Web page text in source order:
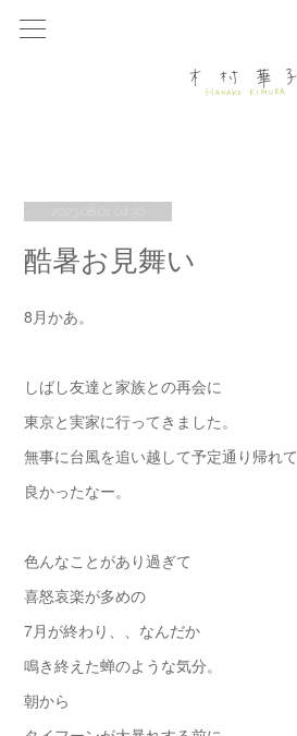
2023.08.01 04:30
酷暑お見舞い
8月かあ。
しばし友達と家族との再会に
東京と実家に行ってきました。
無事に台風を追い越して予定通り帰れて
良かったなー。
色んなことがあり過ぎて
喜怒哀楽が多めの
7月が終わり、、なんだか
鳴き終えた蝉のような気分。
朝から